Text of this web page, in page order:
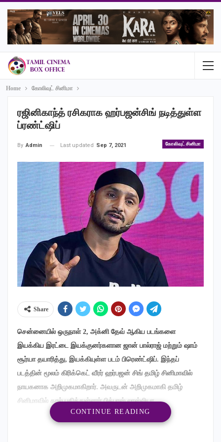
Home கோலிவுட் சினிமா
ரஜினிகாந்த் ரசிகராக ஹர்பஜன்சிங் நடித்துள்ள
ப்ரண்ட்ஷிப்
கோலிவுட் சினிமா
By Admin Last updated Sep 7, 2021
Share
சென்னையில் ஒருநாள் 2, அக்னி தேவ் ஆகிய படங்களை
இயக்கிய இரட்டை இயக்குனர்களான ஜான் பால்ராஜ் மற்றும் ஷாம்
சூர்யா தயாரித்து, இயக்கியுள்ள படம் பிரெண்ட்ஷிப். இந்தப்
படத்தின் மூலம் கிரிக்கெட் வீரர் ஹர்பஜன் சிங் தமிழ் சினிமாவில்
நாயகனாக அறிமுகமாகிறார். அவருடன் அறிமுகமாகி தமிழ்
சினிமாவில் கால் பதித்துள்ளார் பிக்பாஸ் லாஸ்லியா.
முக்கிய கதாபாத்திரத்தில் நடிகர் அர்ஜூனும், படம் முழுக்க வரும்
CONTINUE READING